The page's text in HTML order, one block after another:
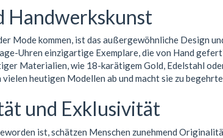
Handwerkskunst
Mode kommen, ist das außergewöhnliche Design
Uhren einzigartige Exemplare, die von Hand
Materialien, wie 18-karätigem Gold, Edelstahl
heutigen Modellen ab und macht sie zu
und Exklusivität
ist, schätzen Menschen zunehmend